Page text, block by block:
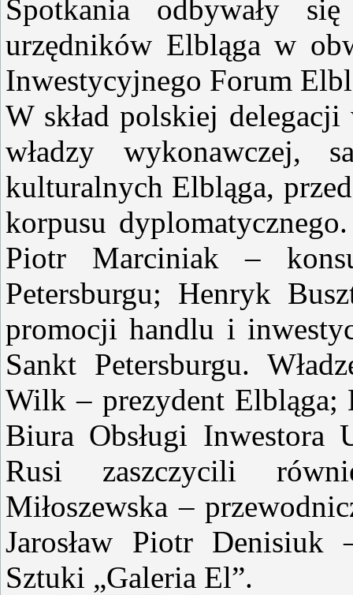
Spotkania odbywały
urzędników Elbląga w
Inwestycyjnego Forum
W skład polskiej
władzy wykonawczej,
kulturalnych Elbląga,
korpusu
Piotr Marciniak –
Petersburgu; Henryk
promocji handlu i
Sankt Petersburgu.
Wilk – prezydent Elbląga;
Biura Obsługi Inwestora
Rusi zaszczycili
Miłoszewska –
Jarosław Piotr Denisiuk
Sztuki „Galeria El”.